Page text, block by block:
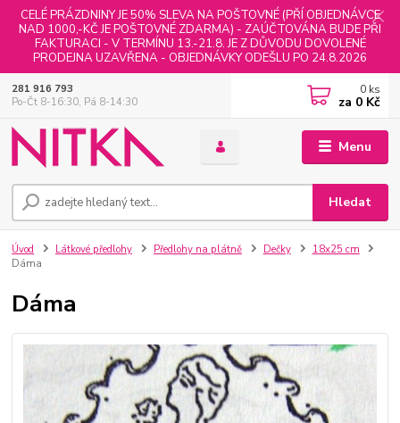
CELÉ PRÁZDNINY JE 50% SLEVA NA POŠTOVNÉ (PŘÍ OBJEDNÁVCE
NAD 1000,-KČ JE POŠTOVNÉ ZDARMA) - ZAÚČTOVÁNA BUDE PŘI
FAKTURACI - V TERMÍNU 13.-21.8. JE Z DŮVODU DOVOLENÉ
PRODEJNA UZAVŘENA - OBJEDNÁVKY ODEŠLU PO 24.8.2026
Menu
Hledat
281 916 793
Po-Čt 8-16:30, Pá 8-14:30
0 ks
za 0 Kč
Úvod Látkové předlohy Předlohy na plátně Dečky
18x25 cm
Dáma
Dáma